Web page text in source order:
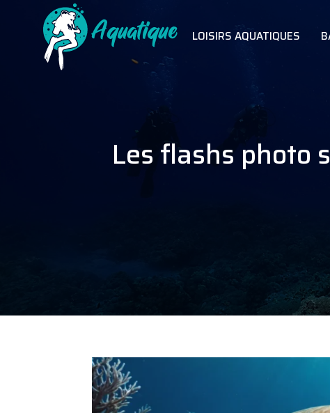
LOISIRS AQUATIQUES
Les flashs photo